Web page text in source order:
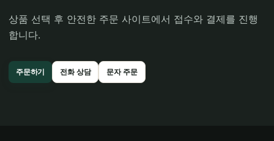
상품 선택 후 안전한 주문 사이트에서 접수와 결제를 진행
합니다.
주문하기 전화 상담 문자 주문